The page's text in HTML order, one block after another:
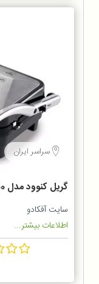
سراسر ایران
گریل کنوود مدل HGM50
سایت آفکادو
اطلاعات بیشتر...